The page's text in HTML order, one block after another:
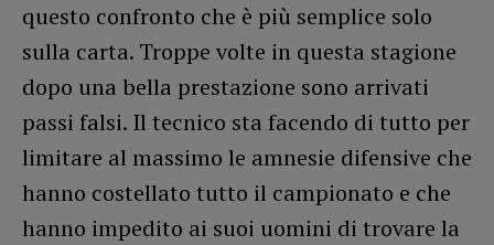
questo confronto che è più semplice solo
sulla carta. Troppe volte in questa stagione
dopo una bella prestazione sono arrivati
passi falsi. Il tecnico sta facendo di tutto per
limitare al massimo le amnesie difensive che
hanno costellato tutto il campionato e che
hanno impedito ai suoi uomini di trovare la